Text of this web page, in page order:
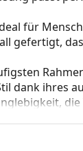
für
gefertigt,
dank ihres